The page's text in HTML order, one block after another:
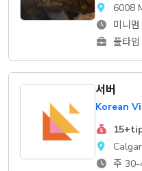
6008
미니
풀타임
서버
Korean
주 30-